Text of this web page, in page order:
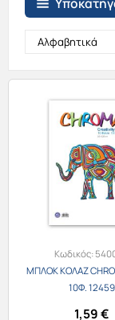
Κωδικός:
ΜΠΛΟΚ ΚΟΛΑΖ
10Φ. 12459
1,59€